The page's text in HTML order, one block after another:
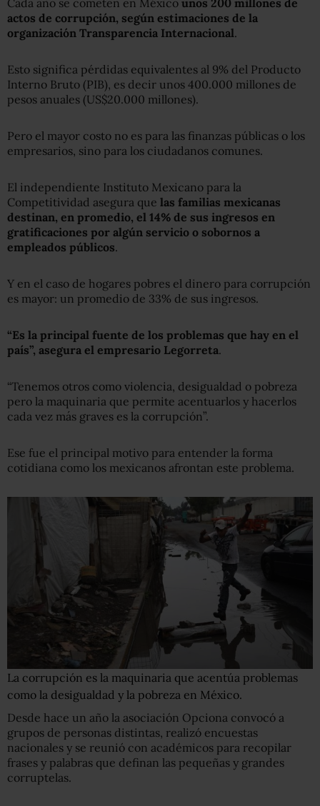
Cada año se cometen en México unos 200 millones de
actos de corrupción, según estimaciones de la
organización Transparencia Internacional.
Esto significa pérdidas equivalentes al 9% del Producto
Interno Bruto (PIB), es decir unos 400.000 millones de
pesos anuales (US$20.000 millones).
Pero el mayor costo no es para las finanzas públicas o los
empresarios, sino para los ciudadanos comunes.
El independiente Instituto Mexicano para la
Competitividad asegura que las familias mexicanas
destinan, en promedio, el 14% de sus ingresos en
gratificaciones por algún servicio o sobornos a
empleados públicos.
Y en el caso de hogares pobres el dinero para corrupción
es mayor: un promedio de 33% de sus ingresos.
“Es la principal fuente de los problemas que hay en el
país”, asegura el empresario Legorreta.
“Tenemos otros como violencia, desigualdad o pobreza
pero la maquinaria que permite acentuarlos y hacerlos
cada vez más graves es la corrupción”.
Ese fue el principal motivo para entender la forma
cotidiana como los mexicanos afrontan este problema.
La corrupción es la maquinaria que acentúa problemas
como la desigualdad y la pobreza en México.
Desde hace un año la asociación Opciona convocó a
grupos de personas distintas, realizó encuestas
nacionales y se reunió con académicos para recopilar
frases y palabras que definan las pequeñas y grandes
corruptelas.